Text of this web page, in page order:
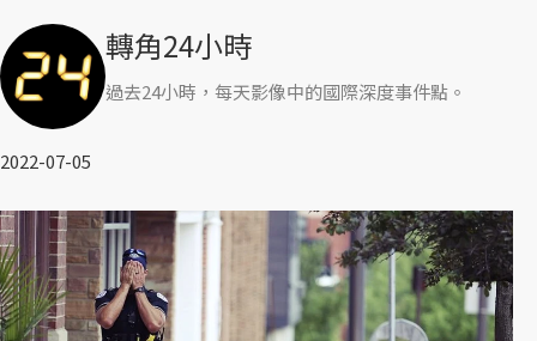
轉角24小時
過去24小時，每天影像中的國際深度事件點。
2022-07-05